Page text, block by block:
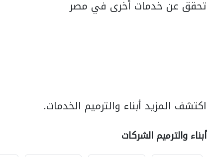
تحقق عن خدمات أخرى في مصر
اكتشف المزيد أبناء والترميم الخدمات.
أبناء والترميم الشركات